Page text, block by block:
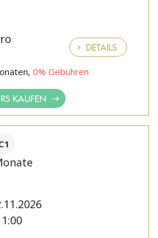
0% Gebühren
DETAILS
KAUFEN